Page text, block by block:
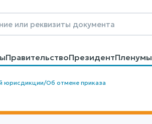
ПравительствоПрезидент
КонтактыПомощьПоиск
юрисдикции/Об отмене приказа